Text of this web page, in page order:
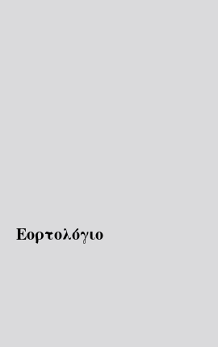
Εορτολόγιο